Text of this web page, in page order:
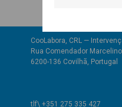
CooLabora, CRL —
Rua Comendador
6200-136 Covilhã, Portugal
tlf\ +351 275 335 427